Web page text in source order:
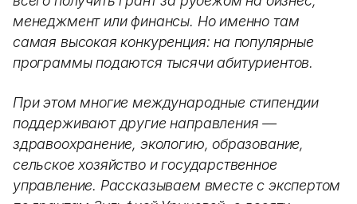
менеджмент или финансы. Но именно там
самая высокая конкуренция: на популярные
программы подаются тысячи абитуриентов.
При этом многие международные стипендии
поддерживают другие направления —
здравоохранение, экологию, образование,
сельское хозяйство и государственное
управление. Рассказываем вместе с экспертом